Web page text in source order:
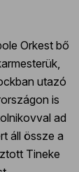
Orkest bő
utazó
is
ad
áll össze a
Tineke